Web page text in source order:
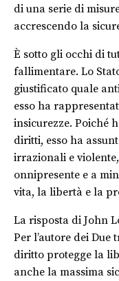
di una serie di
accrescendo la
È sotto gli occhi di
fallimentare. Lo
giustificato quale
esso ha
insicurezze. Poiché
diritti, esso ha
irrazionali e
onnipresente e a
vita, la libertà e la
La risposta di John
Per l’autore dei
diritto protegge la
anche la massima